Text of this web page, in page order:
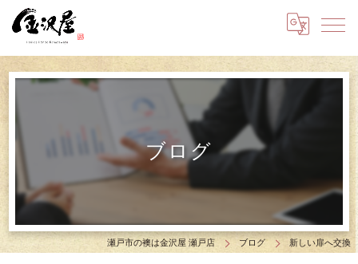
ブログ
瀬戸市の襖は金沢屋 瀬戸店 ブログ 新しい扉へ交換